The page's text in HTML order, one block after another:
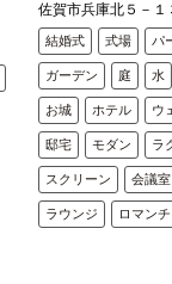
佐賀市兵庫北５－１
結婚式 式場 パ
ガーデン 庭 水
お城 ホテル ウ
邸宅 モダン ラ
スクリーン 会議室
ラウンジ ロマン